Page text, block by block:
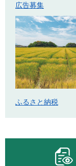
広告募集
ふるさと納税